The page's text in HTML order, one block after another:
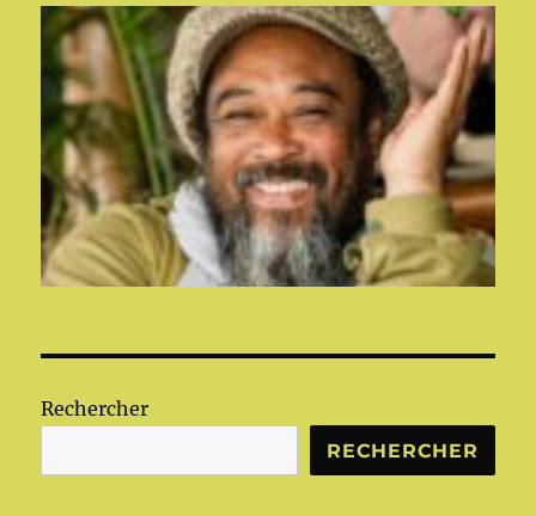
Rechercher
RECHERCHER